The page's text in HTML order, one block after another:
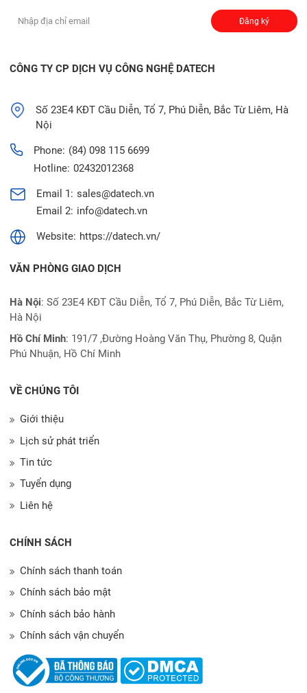
Đăng ký
CÔNG TY CP DỊCH VỤ CÔNG NGHỆ DATECH
Số 23E4 KĐT Cầu Diễn, Tổ 7, Phú Diễn, Bắc Từ Liêm, Hà
Nội
Phone: (84) 098 115 6699
Hotline: 02432012368
Email 1: sales@datech.vn
Email 2: info@datech.vn
Website: https://datech.vn/
VĂN PHÒNG GIAO DỊCH
Hà Nội: Số 23E4 KĐT Cầu Diễn, Tổ 7, Phú Diễn, Bắc Từ Liêm,
Hà Nội
Hồ Chí Minh: 191/7 ,Đường Hoàng Văn Thụ, Phường 8, Quận
Phú Nhuận, Hồ Chí Minh
VỀ CHÚNG TÔI
Giới thiệu
Lịch sử phát triển
Tin tức
Tuyển dụng
Liên hệ
CHÍNH SÁCH
Chính sách thanh toán
Chính sách bảo mật
Chính sách bảo hành
Chính sách vận chuyển